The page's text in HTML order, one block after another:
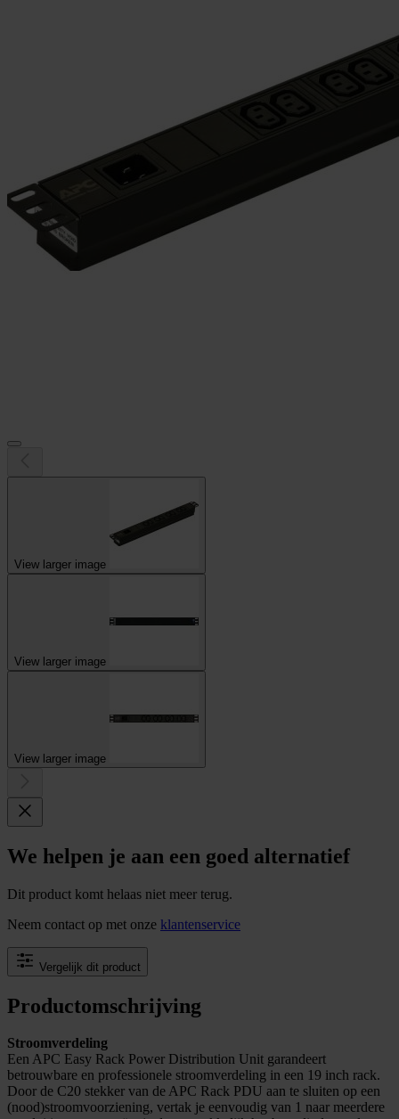
View larger image
View larger image
View larger image
We helpen je aan een goed alternatief
Dit product komt helaas niet meer terug.
Neem contact op met onze klantenservice
Vergelijk dit product
Productomschrijving
Stroomverdeling
Een APC Easy Rack Power Distribution Unit garandeert
betrouwbare en professionele stroomverdeling in een 19 inch rack.
Door de C20 stekker van de APC Rack PDU aan te sluiten op een
(nood)stroomvoorziening, vertak je eenvoudig van 1 naar meerdere